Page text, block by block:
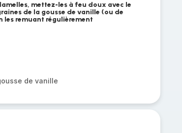
mettez-les à feu doux avec le
de la gousse de vanille (ou de
les remuant régulièrement
de vanille